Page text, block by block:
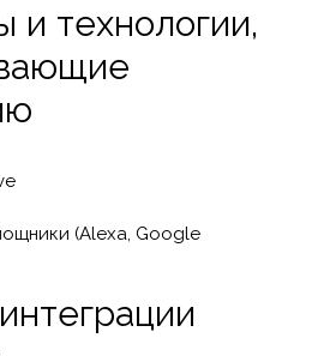
и технологии,
(Alexa, Google